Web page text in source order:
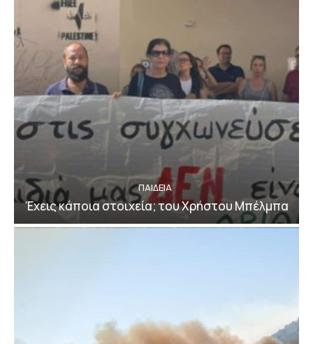
ΠΑΙΔΕΙΑ
Έχεις κάποια στοιχεία; του Χρήστου Μπέλμπα